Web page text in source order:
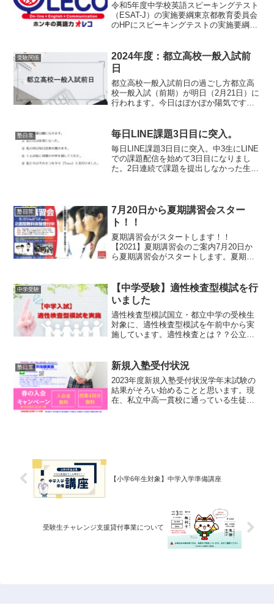
令和5年度中学校英語スピーキングテスト
（ESAT-J）の実施要綱東京都教育委員会
のHPにスピーキングテストの実施要綱が
QRコードがついているので、発音も聞く
ことができま...
受験関係
2024年度：都立高校一般入試前
日
都立高校一般入試前日の過ごし方都立高
校一般入試（前期）が明日（2月21日）に
行われます。今日はぽかぽか陽気です
入試前夜をどのように過ごすべきか①早
めにベッドに入りましょ...
塾日常 毎日LINE課題3日目に突入。
毎日LINE課題3日目に突入。中3生にLINE
での課題配信を始めて3日目になりまし
た。2日連続で課題を提出しなかった生徒
のだよ。毎日...
塾日常
7月20日から夏期講習会スター
ト！！
夏期講習会がスタートします！！
【2021】夏期講習会のご案内7月20日か
ら夏期講習会がスタートします。夏期講
すので、今からでも間に合います。中3生
の入塾受付は7月いっ...
中学受験
【中学受験】適性検査型模試を行
いました
適性検査型模試国立・都立中学の受検生
対象に、適性検査型模試を午前中から実
施しています。適性検査とは？？公立中
学のような科目別の試験とは少し異なり
ます。身近な環境問題・資...
塾日常 新規入塾受付状況
2023年度新規入塾受付状況学年末試験の
結果がそろい始めることと思います。現
在、私立中高一貫校に通っている生徒さ
【小学6年生対象】中学入学準備講座
受験生チャレンジ支援貸付事業について